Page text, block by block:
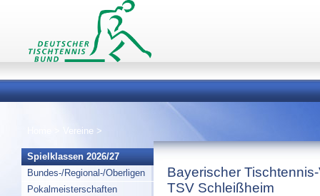
Vereine >
Spielklassen 2026/27
Bundes-/Regional-/Oberligen
Pokalmeisterschaften
Bayerischer
TSV Schleißheim